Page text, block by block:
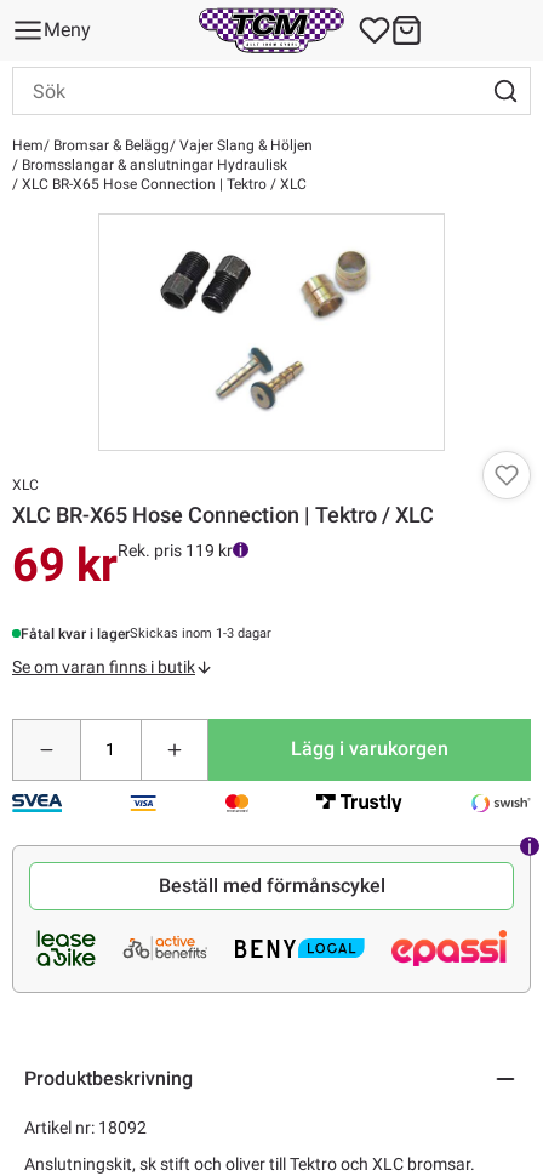
Meny
Hem Bromsar & Belägg
Vajer Slang & Höljen
Bromsslangar & anslutningar Hydraulisk
XLC BR-X65 Hose Connection | Tektro / XLC
XLC
XLC BR-X65 Hose Connection | Tektro / XLC
69 krRek. pris 119 kr
Fåtal kvar i lagerSkickas inom 1-3 dagar
Se om varan finns i butik
Lägg i varukorgen
Beställ med förmånscykel
Produktbeskrivning
Artikel nr: 18092
Anslutningskit, sk stift och oliver till Tektro och XLC bromsar.